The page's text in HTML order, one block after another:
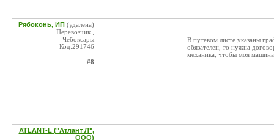
Рябоконь, ИП (удалена)
Перевозчик ,
Чебоксары
Код:291746
#8
В путевом листе указаны
обязателен, то нужна
механика, чтобы моя
ATLANT-L ("Атлант Л",
ООО)